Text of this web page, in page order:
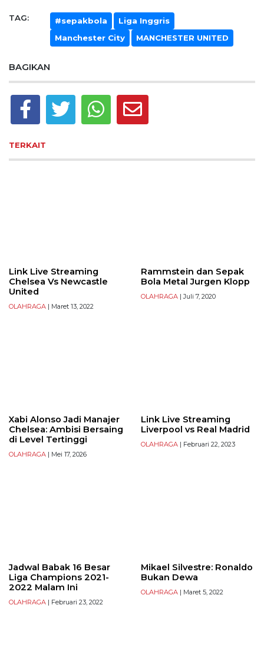
TAG: #sepakbola
Liga Inggris
Manchester City
MANCHESTER UNITED
BAGIKAN
TERKAIT
Link Live Streaming
Chelsea Vs Newcastle
United
OLAHRAGA | Maret 13, 2022
Rammstein dan Sepak
Bola Metal Jurgen Klopp
OLAHRAGA | Juli 7, 2020
Xabi Alonso Jadi Manajer
Chelsea: Ambisi Bersaing
di Level Tertinggi
OLAHRAGA | Mei 17, 2026
Link Live Streaming
Liverpool vs Real Madrid
OLAHRAGA | Februari 22, 2023
Jadwal Babak 16 Besar
Liga Champions 2021-
2022 Malam Ini
OLAHRAGA | Februari 23, 2022
Mikael Silvestre: Ronaldo
Bukan Dewa
OLAHRAGA | Maret 5, 2022